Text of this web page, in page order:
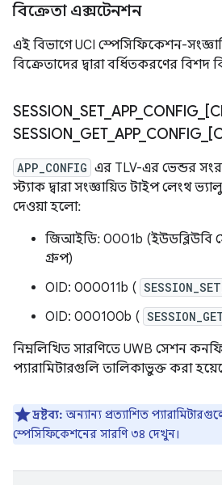
বিক্রেতা এক্সটেনশন
এই বিভাগে UCI স্পেসিফিকেশন-
বিক্রেতাদের দ্বারা বর্ধিতকরণের বিশদ
SESSION SET_ APP_ CONFIG
SESSION GET_ APP_ CONFIG
APP_CONFIG এর TLV-এর ভেন্ডর
স্ট্যাক দ্বারা সংজ্ঞায়িত টাইপ লেংথ
দেওয়া হলো:
জিআইডি: 0001b (ইউডব্লিউবি
গ্রুপ)
OID: 000011b (
OID: 000100b (
নিম্নলিখিত সারণিতে UWB সেশন
প্যারামিটারগুলি তালিকাভুক্ত করা
দ্রষ্টব্য: অন্যান্য প্রত্যাশিত
স্পেসিফিকেশনের সারণি ৩৪ দেখুন।